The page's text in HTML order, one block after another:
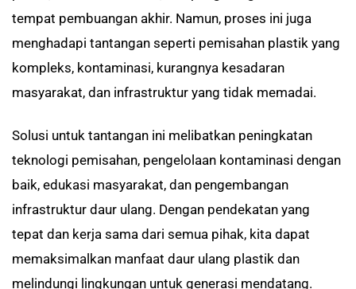
tempat pembuangan akhir. Namun, proses ini juga
menghadapi tantangan seperti pemisahan plastik yang
kompleks, kontaminasi, kurangnya kesadaran
masyarakat, dan infrastruktur yang tidak memadai.
Solusi untuk tantangan ini melibatkan peningkatan
teknologi pemisahan, pengelolaan kontaminasi dengan
baik, edukasi masyarakat, dan pengembangan
infrastruktur daur ulang. Dengan pendekatan yang
tepat dan kerja sama dari semua pihak, kita dapat
memaksimalkan manfaat daur ulang plastik dan
melindungi lingkungan untuk generasi mendatang.